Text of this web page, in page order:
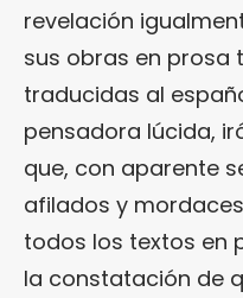
revelación
sus obras en prosa
traducidas al
pensadora lúcida,
que, con aparente
afilados y
todos los textos en
la constatación de